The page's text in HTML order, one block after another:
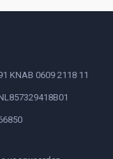
KNAB 0609 2118 11